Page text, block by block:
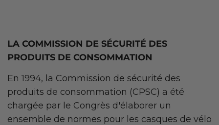
LA COMMISSION DE SÉCURITÉ DES
PRODUITS DE CONSOMMATION
En 1994, la Commission de sécurité des
produits de consommation (CPSC) a été
chargée par le Congrès d'élaborer un
ensemble de normes pour les casques de vélo